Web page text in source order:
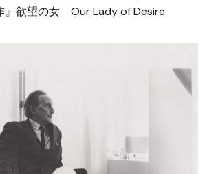
』欲望の女 Our Lady of Desire